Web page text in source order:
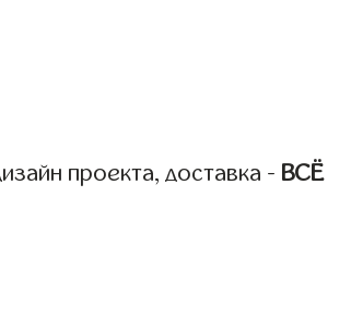
проекта, доставка - ВСЁ